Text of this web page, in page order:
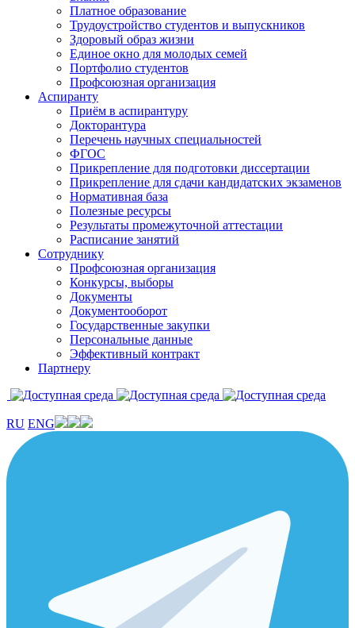
Платное образование
Трудоустройство студентов и выпускников
Здоровый образ жизни
Единое окно для молодых семей
Портфолио студентов
Профсоюзная организация
Аспиранту
Приём в аспирантуру
Докторантура
Перечень научных специальностей
ФГОС
Прикрепление для подготовки диссертации
Прикрепление для сдачи кандидатских экзаменов
Нормативная база
Полезные ресурсы
Результаты промежуточной аттестации
Расписание занятий
Сотруднику
Профсоюзная организация
Конкурсы, выборы
Документы
Документооборот
Государственные закупки
Персональные данные
Эффективный контракт
Партнеру
RU ENG